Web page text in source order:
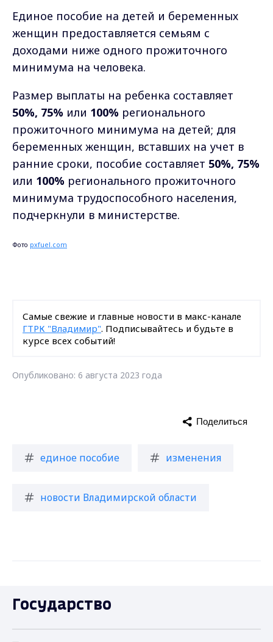
Единое пособие на детей и беременных
женщин предоставляется семьям с
доходами ниже одного прожиточного
минимума на человека.
Размер выплаты на ребенка составляет
50%, 75% или 100% регионального
прожиточного минимума на детей; для
беременных женщин, вставших на учет в
ранние сроки, пособие составляет 50%, 75%
или 100% регионального прожиточного
минимума трудоспособного населения,
подчеркнули в министерстве.
Фото pxfuel.com
Самые свежие и главные новости в макс-канале
ГТРК "Владимир". Подписывайтесь и будьте в
курсе всех событий!
Опубликовано: 6 августа 2023 года
единое пособие изменения
новости Владимирской области
Поделиться
Государство